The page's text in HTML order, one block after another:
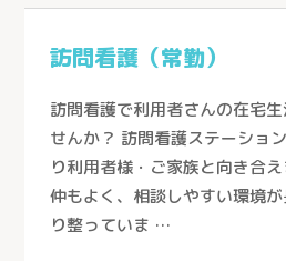
訪問看護（常勤）
訪問看護で利用者さんの在宅
せんか？ 訪問看護ステーショ
り利用者様・ご家族と向き合
仲もよく、相談しやすい環境
り整っていま …